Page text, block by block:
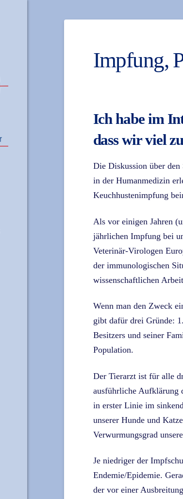
Impfung,
Ich habe im
dass wir viel
Die Diskussion über
in der Humanmedizin
Keuchhustenimpfung
Als vor einigen Jahren
jährlichen Impfung bei
Veterinär-Virologen
der immunologischen
wissenschaftlichen
Wenn man den Zweck
gibt dafür drei Gründe:
Besitzers und seiner
Population.
Der Tierarzt ist für alle
ausführliche Aufklärung
in erster Linie im
unserer Hunde und
Verwurmungsgrad
Je niedriger der
Endemie/Epidemie.
der vor einer